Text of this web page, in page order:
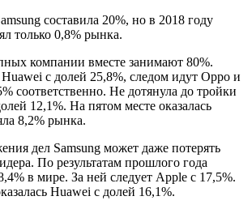
составила 20%, но в 2018 году
только 0,8% рынка.
компании вместе занимают 80%.
с долей 25,8%, следом идут Oppo и
соответственно. Не дотянула до тройки
12,1%. На пятом месте оказалась
8,2% рынка.
дел Samsung может даже потерять
По результатам прошлого года
в мире. За ней следует Apple с 17,5%.
Huawei с долей 16,1%.